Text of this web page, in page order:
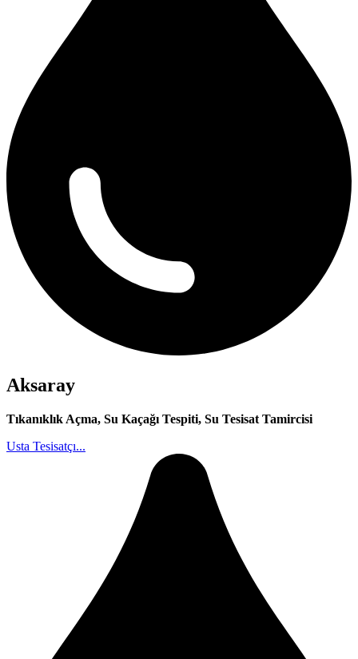
Aksaray
Tıkanıklık Açma, Su Kaçağı Tespiti, Su Tesisat Tamircisi
Usta Tesisatçı...